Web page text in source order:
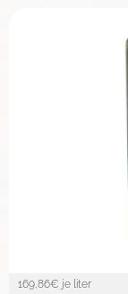
169,86€ je liter